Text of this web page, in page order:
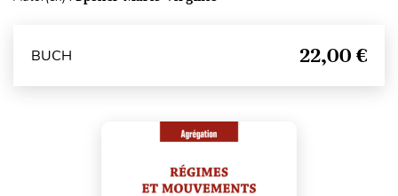
BUCH 22,00 €